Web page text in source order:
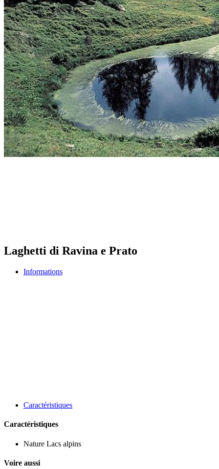
Laghetti di Ravina e Prato
Informations
Caractéristiques
Caractéristiques
Nature Lacs alpins
Voire aussi